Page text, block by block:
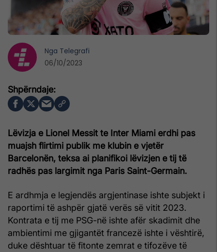
Lëvizja e Lionel Messit te Inter Miami erdhi pas
muajsh flirtimi publik me klubin e vjetër
Barcelonën, teksa ai planifikoi lëvizjen e tij të
radhës pas largimit nga Paris Saint-Germain.
E ardhmja e legjendës argjentinase ishte subjekt i
raportimi të ashpër gjatë verës së vitit 2023.
Kontrata e tij me PSG-në ishte afër skadimit dhe
ambientimi me gjigantët francezë ishte i vështirë,
duke dështuar të fitonte zemrat e tifozëve të
Nga Telegrafi
06/10/2023